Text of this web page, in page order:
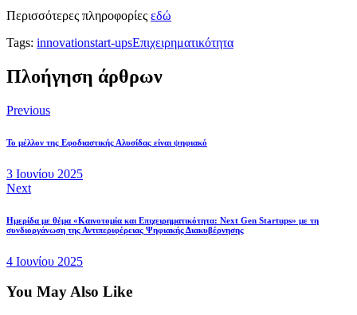
Περισσότερες πληροφορίες εδώ
Tags: innovationstart-upsΕπιχειρηματικότητα
Πλοήγηση άρθρων
Previous
Το μέλλον της Εφοδιαστικής Αλυσίδας είναι ψηφιακό
3 Ιουνίου 2025
Next
Ημερίδα με θέμα «Καινοτομία και Επιχειρηματικότητα: Next Gen Startups» με τη
συνδιοργάνωση της Αντιπεριφέρειας Ψηφιακής Διακυβέρνησης
4 Ιουνίου 2025
You May Also Like